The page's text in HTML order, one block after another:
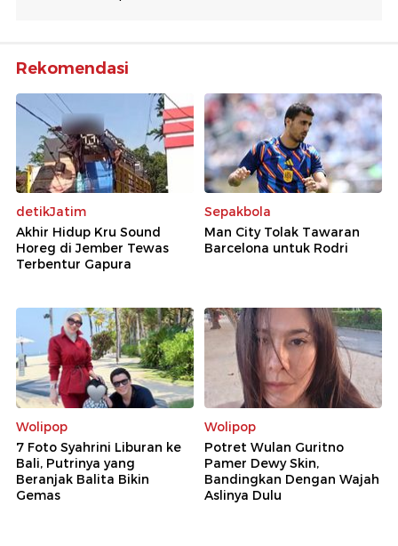
Rekomendasi
detikJatim
Akhir Hidup Kru Sound
Horeg di Jember Tewas
Terbentur Gapura
Sepakbola
Man City Tolak Tawaran
Barcelona untuk Rodri
Wolipop
7 Foto Syahrini Liburan ke
Bali, Putrinya yang
Beranjak Balita Bikin
Gemas
Wolipop
Potret Wulan Guritno
Pamer Dewy Skin,
Bandingkan Dengan Wajah
Aslinya Dulu